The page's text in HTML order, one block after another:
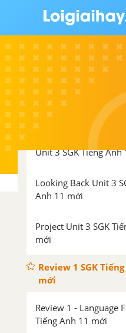
Getting started Unit 3
Anh 11 mới
Skills Unit 3 SGK
mới
Language Unit 3 SGK
11 mới
Communication and
Unit 3 SGK Tiếng
Looking Back Unit 3
Anh 11 mới
Project Unit 3 SGK
mới
Review 1 SGK
mới
Review 1 - Language
Tiếng Anh 11 mới